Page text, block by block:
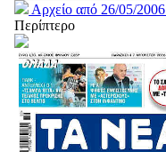
Αρχείο από 26/05/
Περίπτερο